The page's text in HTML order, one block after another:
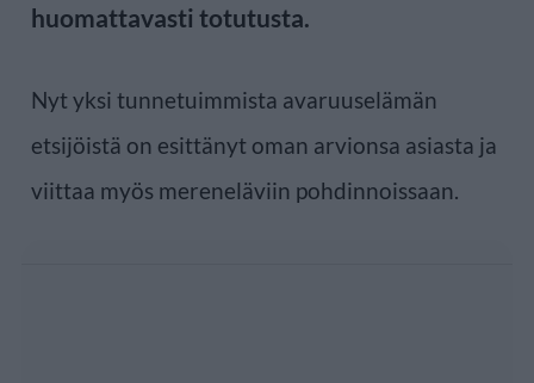
huomattavasti totutusta.
Nyt yksi tunnetuimmista avaruuselämän
etsijöistä on esittänyt oman arvionsa asiasta ja
viittaa myös mereneläviin pohdinnoissaan.